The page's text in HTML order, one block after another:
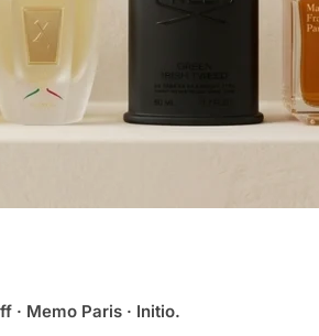
· Memo Paris · Initio.